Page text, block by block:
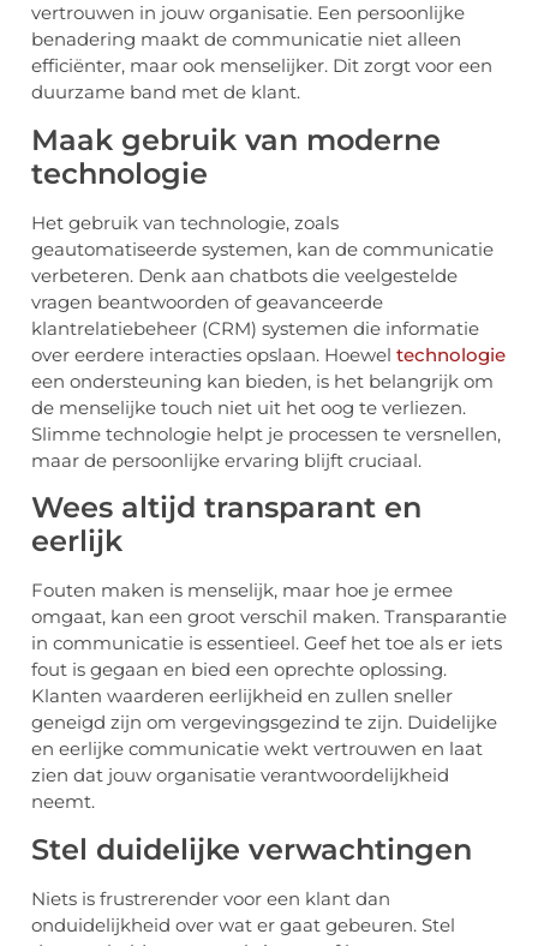
vertrouwen in jouw organisatie. Een persoonlijke
benadering maakt de communicatie niet alleen
efficiënter, maar ook menselijker. Dit zorgt voor een
duurzame band met de klant.
Maak gebruik van moderne
technologie
Het gebruik van technologie, zoals
geautomatiseerde systemen, kan de communicatie
verbeteren. Denk aan chatbots die veelgestelde
vragen beantwoorden of geavanceerde
klantrelatiebeheer (CRM) systemen die informatie
over eerdere interacties opslaan. Hoewel technologie
een ondersteuning kan bieden, is het belangrijk om
de menselijke touch niet uit het oog te verliezen.
Slimme technologie helpt je processen te versnellen,
maar de persoonlijke ervaring blijft cruciaal.
Wees altijd transparant en
eerlijk
Fouten maken is menselijk, maar hoe je ermee
omgaat, kan een groot verschil maken. Transparantie
in communicatie is essentieel. Geef het toe als er iets
fout is gegaan en bied een oprechte oplossing.
Klanten waarderen eerlijkheid en zullen sneller
geneigd zijn om vergevingsgezind te zijn. Duidelijke
en eerlijke communicatie wekt vertrouwen en laat
zien dat jouw organisatie verantwoordelijkheid
neemt.
Stel duidelijke verwachtingen
Niets is frustrerender voor een klant dan
onduidelijkheid over wat er gaat gebeuren. Stel